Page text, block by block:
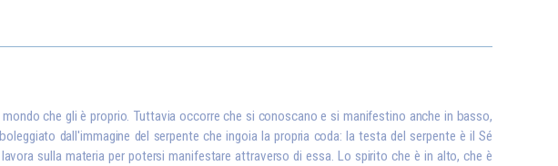
che gli è proprio. Tuttavia occorre che si conoscano e si manifestino anche in basso,
dall'immagine del serpente che ingoia la propria coda: la testa del serpente è il Sé
sulla materia per potersi manifestare attraverso di essa. Lo spirito che è in alto, che è